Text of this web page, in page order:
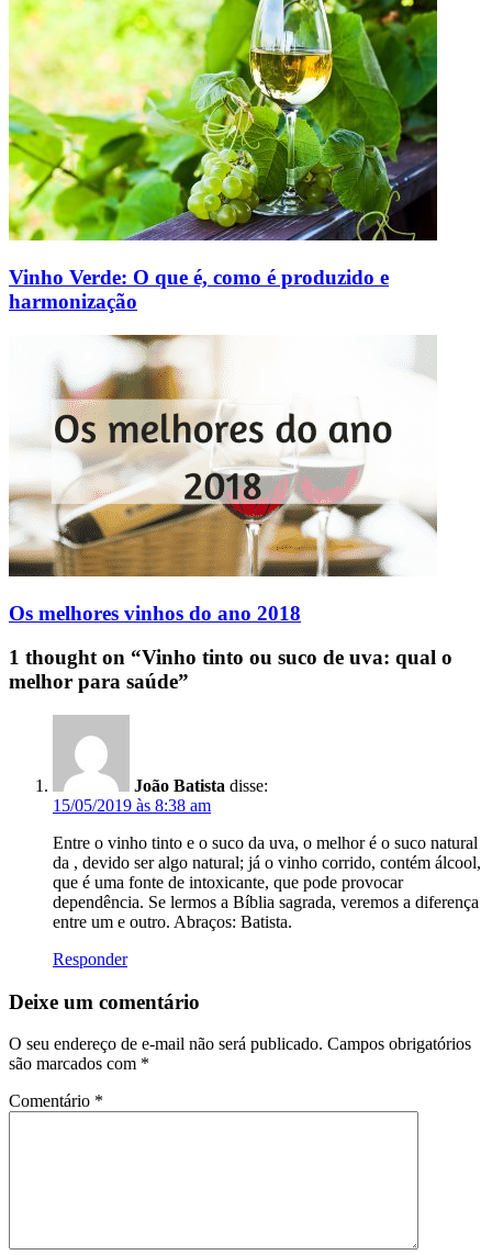
Vinho Verde: O que é, como é produzido e
harmonização
Os melhores vinhos do ano 2018
1 thought on “Vinho tinto ou suco de uva: qual o
melhor para saúde”
João Batista disse:
15/05/2019 às 8:38 am
Entre o vinho tinto e o suco da uva, o melhor é o suco natural
da , devido ser algo natural; já o vinho corrido, contém álcool,
que é uma fonte de intoxicante, que pode provocar
dependência. Se lermos a Bíblia sagrada, veremos a diferença
entre um e outro. Abraços: Batista.
Responder
Deixe um comentário
O seu endereço de e-mail não será publicado. Campos obrigatórios
são marcados com *
Comentário *